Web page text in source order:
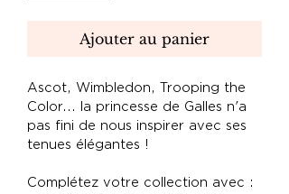
Ajouter au panier
Ascot, Wimbledon, Trooping the
Color... la princesse de Galles n'a
pas fini de nous inspirer avec ses
tenues élégantes !
Complétez votre collection avec :